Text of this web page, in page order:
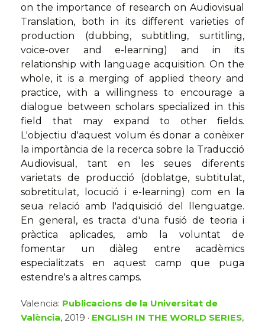
on the importance of research on Audiovisual
Translation, both in its different varieties of
production (dubbing, subtitling, surtitling,
voice-over and e-learning) and in its
relationship with language acquisition. On the
whole, it is a merging of applied theory and
practice, with a willingness to encourage a
dialogue between scholars specialized in this
field that may expand to other fields.
L'objectiu d'aquest volum és donar a conèixer
la importància de la recerca sobre la Traducció
Audiovisual, tant en les seues diferents
varietats de producció (doblatge, subtitulat,
sobretitulat, locució i e-learning) com en la
seua relació amb l'adquisició del llenguatge.
En general, es tracta d'una fusió de teoria i
pràctica aplicades, amb la voluntat de
fomentar un diàleg entre acadèmics
especialitzats en aquest camp que puga
estendre's a altres camps.
Valencia: Publicacions de la Universitat de
València, 2019 · ENGLISH IN THE WORLD SERIES,